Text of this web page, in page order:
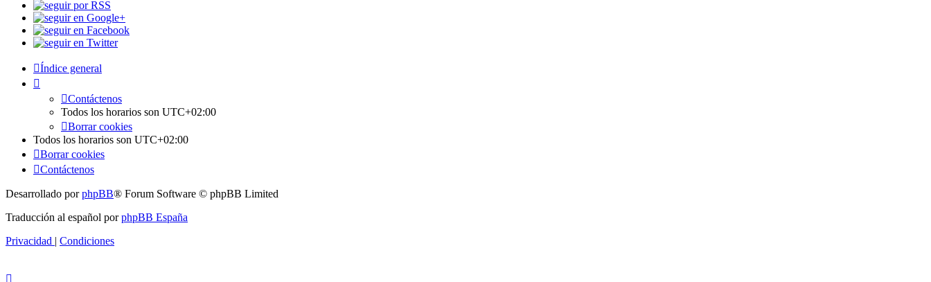
Índice general
Contáctenos
Todos los horarios son UTC+02:00
Borrar cookies
Todos los horarios son UTC+02:00
Borrar cookies
Contáctenos
Desarrollado porphpBB® Forum Software © phpBB Limited
Traducción al español porphpBB España
Privacidad | Condiciones